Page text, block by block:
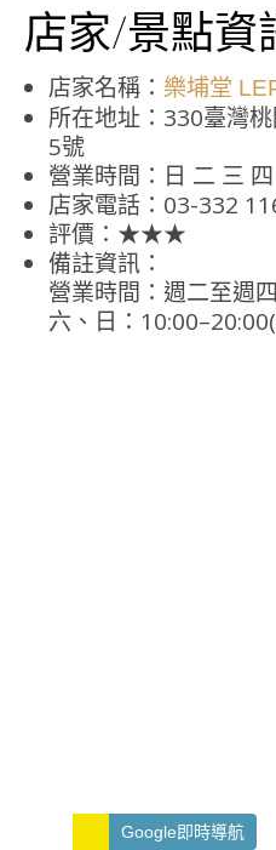
店家/景點資
店家名稱： 樂埔堂
所在地址：330臺灣
5號
營業時間：日 二 三
店家電話：03-332
評價：★★★
備註資訊：
營業時間：週二至週
六、日：
Google即時導航